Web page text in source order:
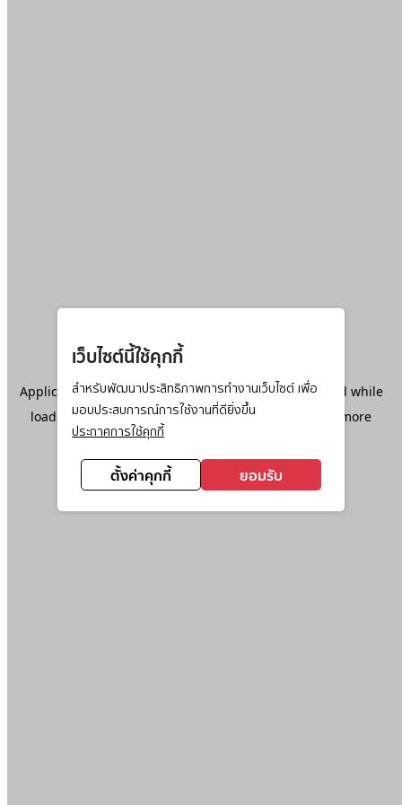
เว็บไซต์นี้ใช้คุกกี้
สำหรับพัฒนาประสิทธิภาพการทำงานเว็บไซต์ เพื่อ
มอบประสบการณ์การใช้งานที่ดียิ่งขึ้น
ประกาศการใช้คุกกี้
ตั้งค่าคุกกี้ ยอมรับ
Application error: aclient-side exception has occurred while
loadingwww.ktc.co.th(see the browser console
for more
information).